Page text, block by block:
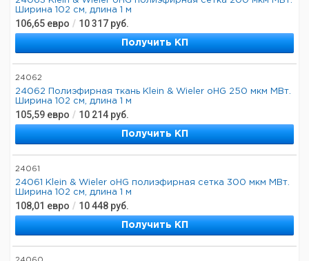
Ширина 102 см, длина 1 м
106,65 евро / 10 317 руб.
Получить КП
24062
24062 Полиэфирная ткань Klein & Wieler oHG 250 мкм МВт.
Ширина 102 см, длина 1 м
105,59 евро / 10 214 руб.
Получить КП
24061
24061 Klein & Wieler oHG полиэфирная сетка 300 мкм МВт.
Ширина 102 см, длина 1 м
108,01 евро / 10 448 руб.
Получить КП